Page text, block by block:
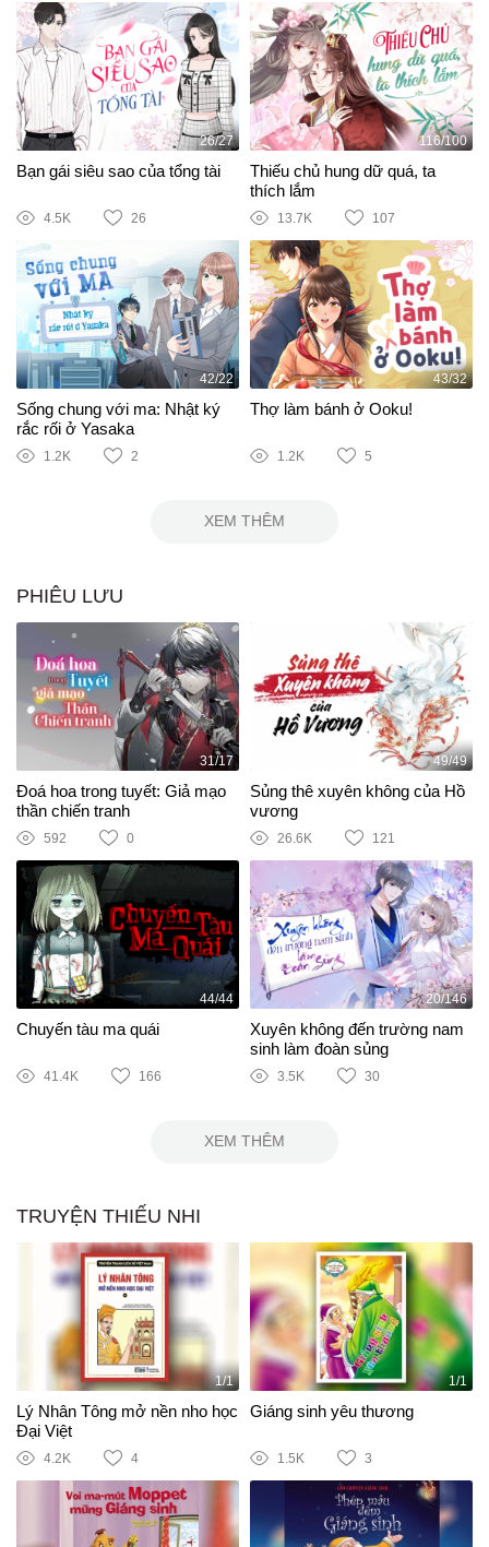
26/27
Bạn gái siêu sao của tổng tài
4.5K 26
116/100
Thiếu chủ hung dữ quá, ta
thích lắm
13.7K 107
42/22
Sống chung với ma: Nhật ký
rắc rối ở Yasaka
1.2K 2
43/32
Thợ làm bánh ở Ooku!
1.2K 5
XEM THÊM
PHIÊU LƯU
31/17
Đoá hoa trong tuyết: Giả mạo
thần chiến tranh
592 0
49/49
Sủng thê xuyên không của Hồ
vương
26.6K 121
44/44
Chuyến tàu ma quái
41.4K 166
20/146
Xuyên không đến trường nam
sinh làm đoàn sủng
3.5K 30
XEM THÊM
TRUYỆN THIẾU NHI
1/1
Lý Nhân Tông mở nền nho học
Đại Việt
4.2K 4
1/1
Giáng sinh yêu thương
1.5K 3